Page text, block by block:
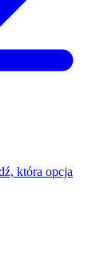
która opcja